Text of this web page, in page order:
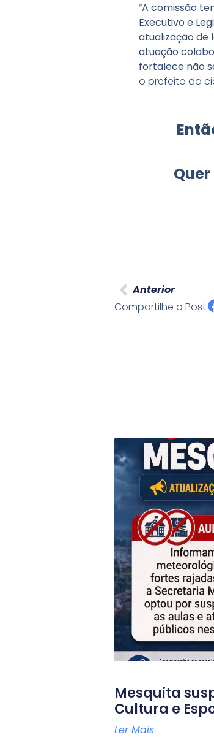
“A comissão
Executivo e
atualização de
atuação
fortalece não
o prefeito da
Anterior
Compartilhe o Post:
Mesquita
Cultura e
Ler Mais